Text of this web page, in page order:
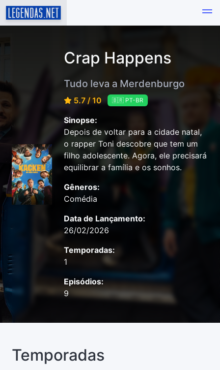
Crap Happens
Tudo leva a Merdenburgo
5.7 / 10 🇧🇷 PT-BR
Sinopse:
Depois de voltar para a cidade natal,
o rapper Toni descobre que tem um
filho adolescente. Agora, ele precisará
equilibrar a família e os sonhos.
Gêneros:
Comédia
Data de Lançamento:
26/02/2026
Temporadas:
1
Episódios:
9
Temporadas